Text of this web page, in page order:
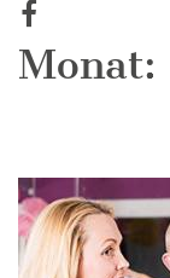
Monat: